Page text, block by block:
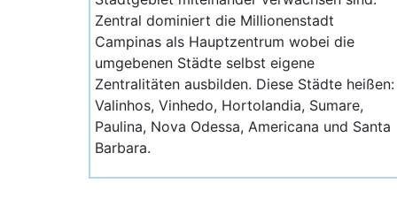
Zentral dominiert die Millionenstadt
Campinas als Hauptzentrum wobei die
umgebenen Städte selbst eigene
Zentralitäten ausbilden. Diese Städte heißen:
Valinhos, Vinhedo, Hortolandia, Sumare,
Paulina, Nova Odessa, Americana und Santa
Barbara.